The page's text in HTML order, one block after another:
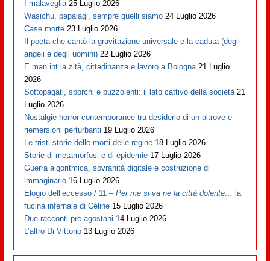
I malaveglia 25 Luglio 2026
Wasichu, papalagi, sempre quelli siamo 24 Luglio 2026
Case morte 23 Luglio 2026
Il poeta che cantò la gravitazione universale e la caduta (degli
angeli e degli uomini) 22 Luglio 2026
E man int la zità, cittadinanza e lavoro a Bologna 21 Luglio
2026
Sottopagati, sporchi e puzzolenti: il lato cattivo della società 21
Luglio 2026
Nostalgie horror contemporanee tra desiderio di un altrove e
riemersioni perturbanti 19 Luglio 2026
Le tristi storie delle morti delle regine 18 Luglio 2026
Storie di metamorfosi e di epidemie 17 Luglio 2026
Guerra algoritmica, sovranità digitale e costruzione di
immaginario 16 Luglio 2026
Elogio dell’eccesso / 11 –Per me si va ne la città dolente… la
fucina infernale di Cèline 15 Luglio 2026
Due racconti pre agostani 14 Luglio 2026
L’altro Di Vittorio 13 Luglio 2026